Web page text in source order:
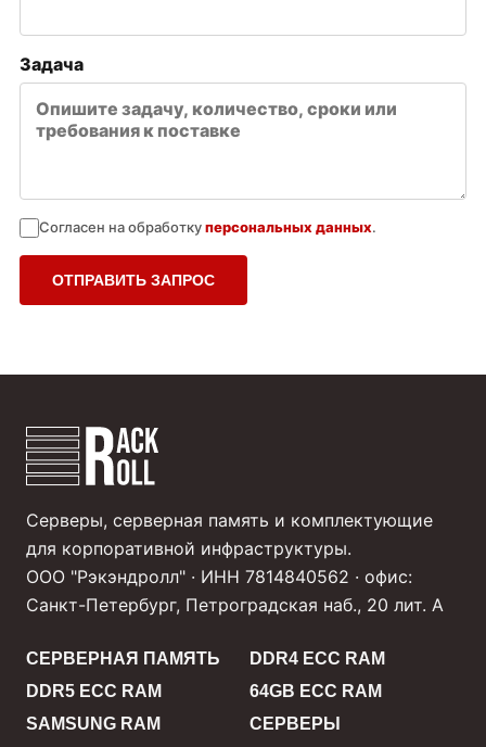
Задача
Согласен на обработкуперсональных данных.
ОТПРАВИТЬ ЗАПРОС
Серверы, серверная память и комплектующие
для корпоративной инфраструктуры.
ООО "Рэкэндролл" · ИНН 7814840562 · офис:
Санкт-Петербург, Петроградская наб., 20 лит. А
СЕРВЕРНАЯ ПАМЯТЬ
DDR4 ECC RAM
DDR5 ECC RAM
64GB ECC RAM
SAMSUNG RAM
СЕРВЕРЫ